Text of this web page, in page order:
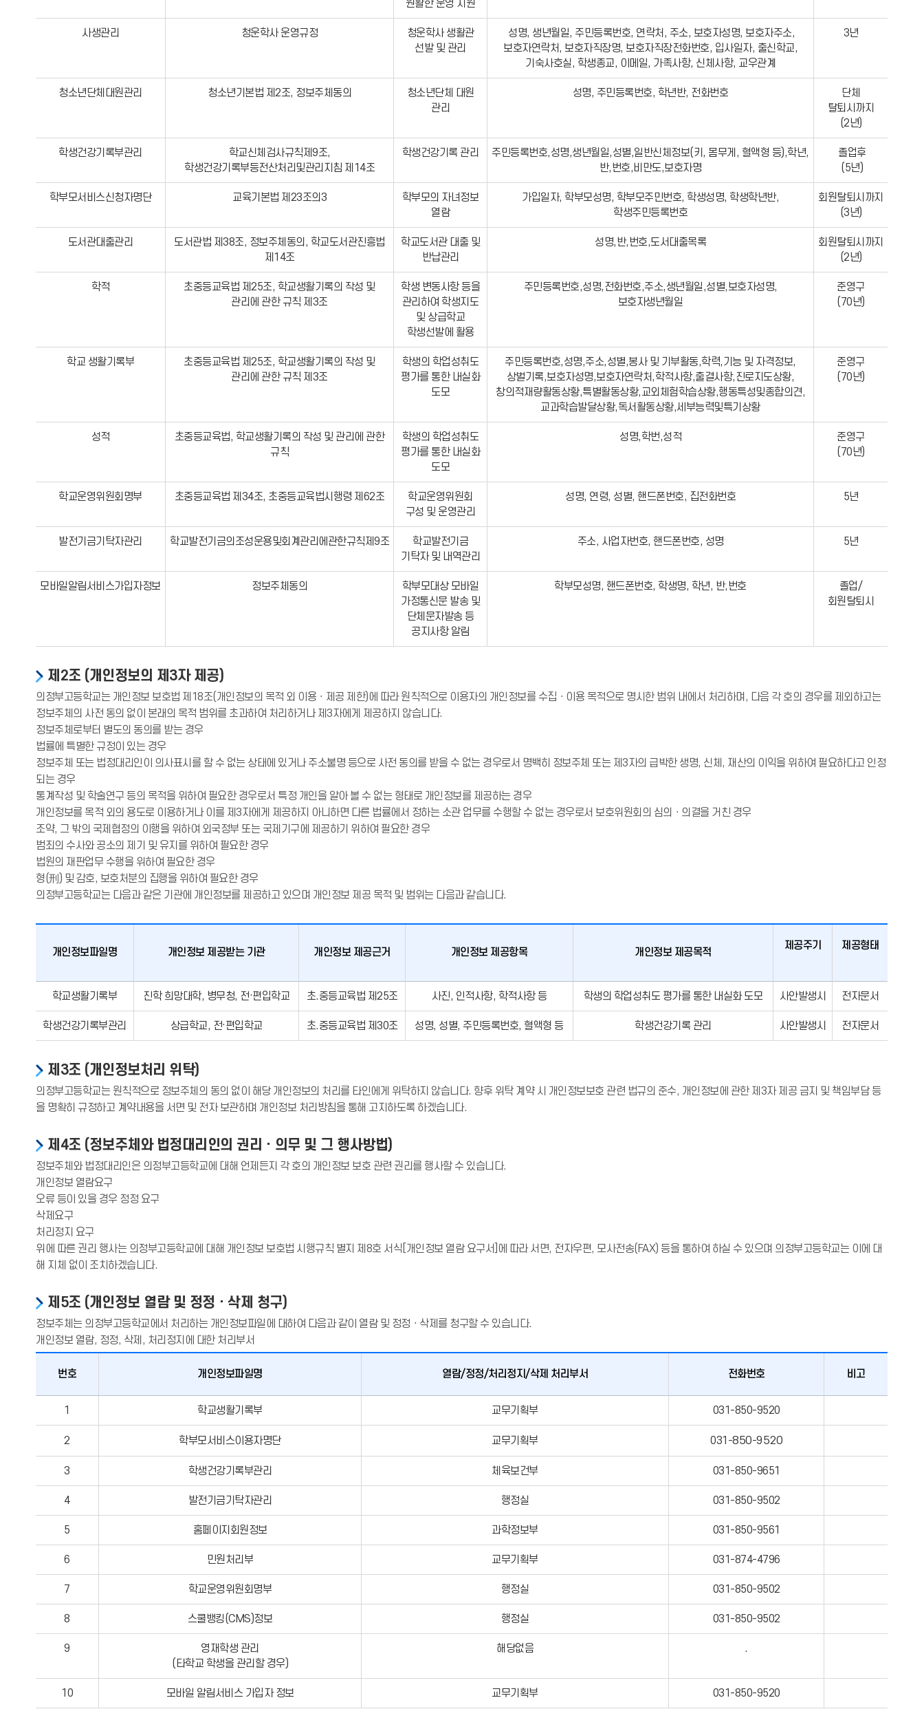
원활한 운영 지원
사생관리 청운학사 운영규정
청운학사 생활관
선발 및 관리
성명, 생년월일, 주민등록번호, 연락처, 주소, 보호자성명, 보호자주소,
보호자연락처, 보호자직장명, 보호자직장전화번호, 입사일자, 출신학교,
기숙사호실, 학생종교, 이메일, 가족사항, 신체사항, 교우관계
3년
청소년단체대원관리 청소년기본법 제2조, 정보주체동의
청소년단체 대원
관리
성명, 주민등록번호, 학년반, 전화번호
단체
탈퇴시까지
(2년)
학생건강기록부관리
학교신체검사규칙제9조,
학생건강기록부등전산처리및관리지침 제14조
학생건강기록 관리
주민등록번호,성명,생년월일,성별,일반신체정보(키, 몸무게, 혈액형 등),학년,
반,번호,비만도,보호자명
졸업후
(5년)
학부모서비스신청자명단 교육기본법 제23조의3
학부모의 자녀정보
열람
가입일자, 학부모성명, 학부모주민번호, 학생성명, 학생학년반,
학생주민등록번호
회원탈퇴시까지
(3년)
도서관대출관리
도서관법 제38조, 정보주체동의, 학교도서관진흥법
제14조
학교도서관 대출 및
반납관리
성명,반,번호,도서대출목록
회원탈퇴시까지
(2년)
학적
초중등교육법 제25조, 학교생활기록의 작성 및
관리에 관한 규칙 제3조
학생 변동사항 등을
관리하여 학생지도
및 상급학교
학생선발에 활용
주민등록번호,성명,전화번호,주소,생년월일,성별,보호자성명,
보호자생년월일
준영구
(70년)
학교 생활기록부
초중등교육법 제25조, 학교생활기록의 작성 및
관리에 관한 규칙 제3조
학생의 학업성취도
평가를 통한 내실화
도모
주민등록번호,성명,주소,성별,봉사 및 기부활동,학력,기능 및 자격정보,
상벌기록,보호자성명,보호자연락처,학적사항,출결사항,진로지도상황,
창의적재량활동상황,특별활동상황,교외체험학습상황,행동특성및종합의견,
교과학습발달상황,독서활동상황,세부능력및특기상황
준영구
(70년)
성적
초중등교육법, 학교생활기록의 작성 및 관리에 관한
규칙
학생의 학업성취도
평가를 통한 내실화
도모
성명,학번,성적
준영구
(70년)
학교운영위원회명부 초중등교육법 제34조, 초중등교육법시행령 제62조
학교운영위원회
구성 및 운영관리
성명, 연령, 성별, 핸드폰번호, 집전화번호 5년
발전기금기탁자관리 학교발전기금의조성운용및회계관리에관한규칙제9조
학교발전기금
기탁자 및 내역관리
주소, 사업자번호, 핸드폰번호, 성명 5년
모바일알림서비스가입자정보 정보주체동의
학부모대상 모바일
가정통신문 발송 및
단체문자발송 등
공지사항 알림
학부모성명, 핸드폰번호, 학생명, 학년, 반,번호
졸업/
회원탈퇴시
제2조 (개인정보의 제3자 제공)
의정부고등학교는 개인정보 보호법 제18조(개인정보의 목적 외 이용ㆍ제공 제한)에 따라 원칙적으로 이용자의 개인정보를 수집ㆍ이용 목적으로 명시한 범위 내에서 처리하며, 다음 각 호의 경우를 제외하고는
정보주체의 사전 동의 없이 본래의 목적 범위를 초과하여 처리하거나 제3자에게 제공하지 않습니다.
정보주체로부터 별도의 동의를 받는 경우
법률에 특별한 규정이 있는 경우
정보주체 또는 법정대리인이 의사표시를 할 수 없는 상태에 있거나 주소불명 등으로 사전 동의를 받을 수 없는 경우로서 명백히 정보주체 또는 제3자의 급박한 생명, 신체, 재산의 이익을 위하여 필요하다고 인정
되는 경우
통계작성 및 학술연구 등의 목적을 위하여 필요한 경우로서 특정 개인을 알아 볼 수 없는 형태로 개인정보를 제공하는 경우
개인정보를 목적 외의 용도로 이용하거나 이를 제3자에게 제공하지 아니하면 다른 법률에서 정하는 소관 업무를 수행할 수 없는 경우로서 보호위원회의 심의ㆍ의결을 거친 경우
조약, 그 밖의 국제협정의 이행을 위하여 외국정부 또는 국제기구에 제공하기 위하여 필요한 경우
범죄의 수사와 공소의 제기 및 유지를 위하여 필요한 경우
법원의 재판업무 수행을 위하여 필요한 경우
형(刑) 및 감호, 보호처분의 집행을 위하여 필요한 경우
의정부고등학교는 다음과 같은 기관에 개인정보를 제공하고 있으며 개인정보 제공 목적 및 범위는 다음과 같습니다.
개인정보파일명 개인정보 제공받는 기관 개인정보 제공근거 개인정보 제공항목 개인정보 제공목적
제공주기 제공형태
학교생활기록부 진학 희망대학, 병무청, 전·편입학교 초.중등교육법 제25조 사진, 인적사항, 학적사항 등 학생의 학업성취도 평가를 통한 내실화 도모 사안발생시 전자문서
학생건강기록부관리 상급학교, 전·편입학교 초.중등교육법 제30조 성명, 성별, 주민등록번호, 혈액형 등 학생건강기록 관리 사안발생시 전자문서
제3조 (개인정보처리 위탁)
의정부고등학교는 원칙적으로 정보주체의 동의 없이 해당 개인정보의 처리를 타인에게 위탁하지 않습니다. 향후 위탁 계약 시 개인정보보호 관련 법규의 준수, 개인정보에 관한 제3자 제공 금지 및 책임부담 등
을 명확히 규정하고 계약내용을 서면 및 전자 보관하며 개인정보 처리방침을 통해 고지하도록 하겠습니다.
제4조 (정보주체와 법정대리인의 권리ㆍ의무 및 그 행사방법)
정보주체와 법정대리인은 의정부고등학교에 대해 언제든지 각 호의 개인정보 보호 관련 권리를 행사할 수 있습니다.
개인정보 열람요구
오류 등이 있을 경우 정정 요구
삭제요구
처리정지 요구
위에 따른 권리 행사는 의정부고등학교에 대해 개인정보 보호법 시행규칙 별지 제8호 서식[개인정보 열람 요구서]에 따라 서면, 전자우편, 모사전송(FAX) 등을 통하여 하실 수 있으며 의정부고등학교는 이에 대
해 지체 없이 조치하겠습니다.
제5조 (개인정보 열람 및 정정ㆍ삭제 청구)
정보주체는 의정부고등학교에서 처리하는 개인정보파일에 대하여 다음과 같이 열람 및 정정ㆍ삭제를 청구할 수 있습니다.
개인정보 열람, 정정, 삭제, 처리정지에 대한 처리부서
번호 개인정보파일명 열람/정정/처리정지/삭제 처리부서 전화번호 비고
1 학교생활기록부 교무기획부 031-850-9520
2 학부모서비스이용자명단 교무기획부 031-850-9520
3 학생건강기록부관리 체육보건부 031-850-9651
4 발전기금기탁자관리 행정실 031-850-9502
5 홈페이지회원정보 과학정보부 031-850-9561
6 민원처리부 교무기획부 031-874-4796
7 학교운영위원회명부 행정실 031-850-9502
8 스쿨뱅킹(CMS)정보 행정실 031-850-9502
9
영재학생 관리
(타학교 학생을 관리할 경우)
해당없음 .
10 모바일 알림서비스 가입자 정보 교무기획부 031-850-9520